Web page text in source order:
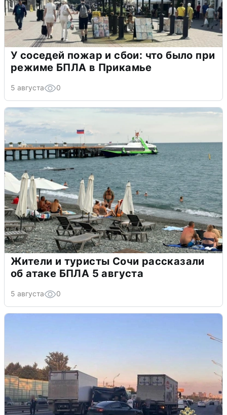
У соседей пожар и сбои: что было при
режиме БПЛА в Прикамье
5 августа 0
Жители и туристы Сочи рассказали
об атаке БПЛА 5 августа
5 августа 0